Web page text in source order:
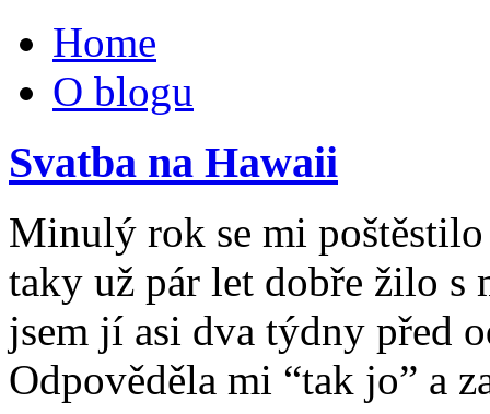
Home
O blogu
Svatba na Hawaii
Minulý rok se mi
taky už pár let dobře žilo
jsem jí asi dva týdny před
Odpověděla mi “tak jo” a